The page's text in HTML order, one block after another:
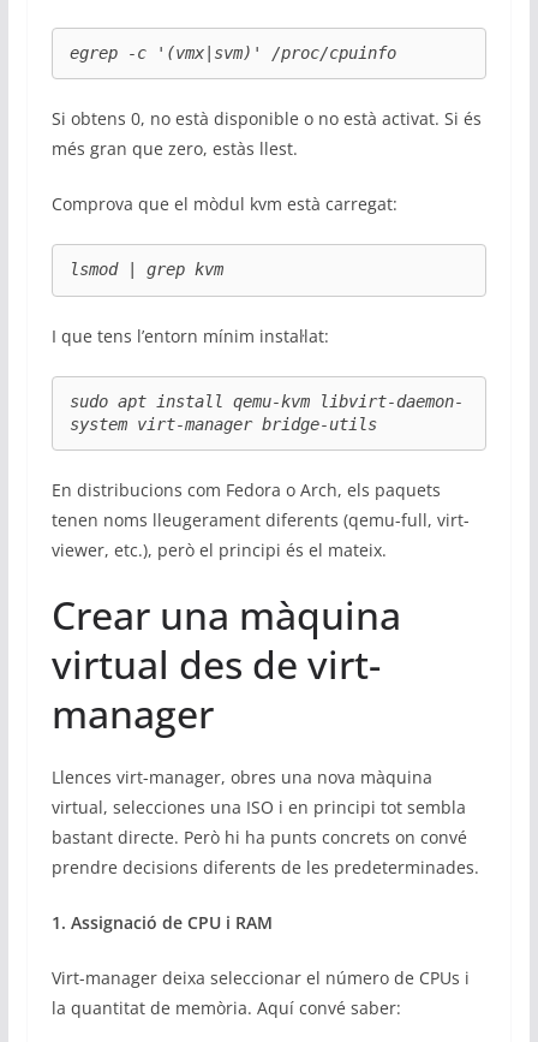
egrep -c '(vmx|svm)' /proc/cpuinfo
Si obtens 0, no està disponible o no està activat. Si és
més gran que zero, estàs llest.
Comprova que el mòdul kvm està carregat:
lsmod | grep kvm
I que tens l’entorn mínim instal·lat:
sudo apt install qemu-kvm libvirt-daemon-
system virt-manager bridge-utils
En distribucions com Fedora o Arch, els paquets
tenen noms lleugerament diferents (qemu-full, virt-
viewer, etc.), però el principi és el mateix.
Crear una màquina
virtual des de virt-
manager
Llences virt-manager, obres una nova màquina
virtual, selecciones una ISO i en principi tot sembla
bastant directe. Però hi ha punts concrets on convé
prendre decisions diferents de les predeterminades.
1. Assignació de CPU i RAM
Virt-manager deixa seleccionar el número de CPUs i
la quantitat de memòria. Aquí convé saber: